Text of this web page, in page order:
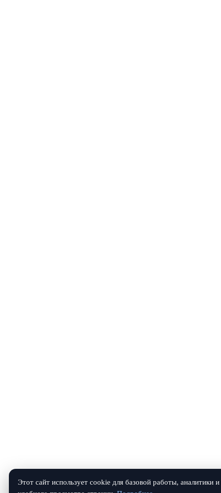
Этот сайт использует cookie для базовой работы, аналитики и